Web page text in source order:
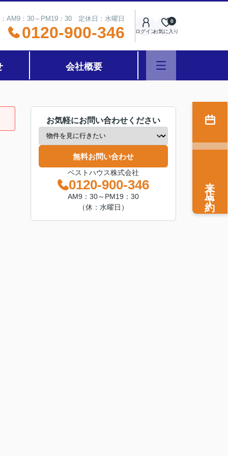
AM9：30～PM19：30 定休日：水曜日
0120-900-346 ログインお気に入り
0
会社概要
お気軽にお問い合わせください
無料お問い合わせ
ベストハウス株式会社
0120-900-346
AM9：30～PM19：30
（休：水曜日）
来店予約